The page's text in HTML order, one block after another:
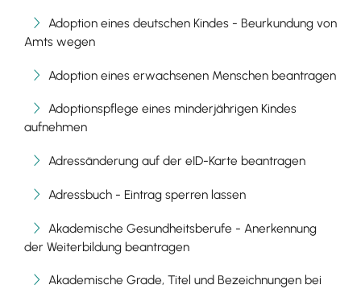
Adoption eines deutschen Kindes - Beurkundung von
Amts wegen
Adoption eines erwachsenen Menschen beantragen
Adoptionspflege eines minderjährigen Kindes
aufnehmen
Adressänderung auf der eID-Karte beantragen
Adressbuch - Eintrag sperren lassen
Akademische Gesundheitsberufe - Anerkennung
der Weiterbildung beantragen
Akademische Grade, Titel und Bezeichnungen bei